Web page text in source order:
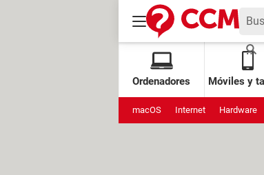
Ordenadores Móviles y
macOS Internet Hardware